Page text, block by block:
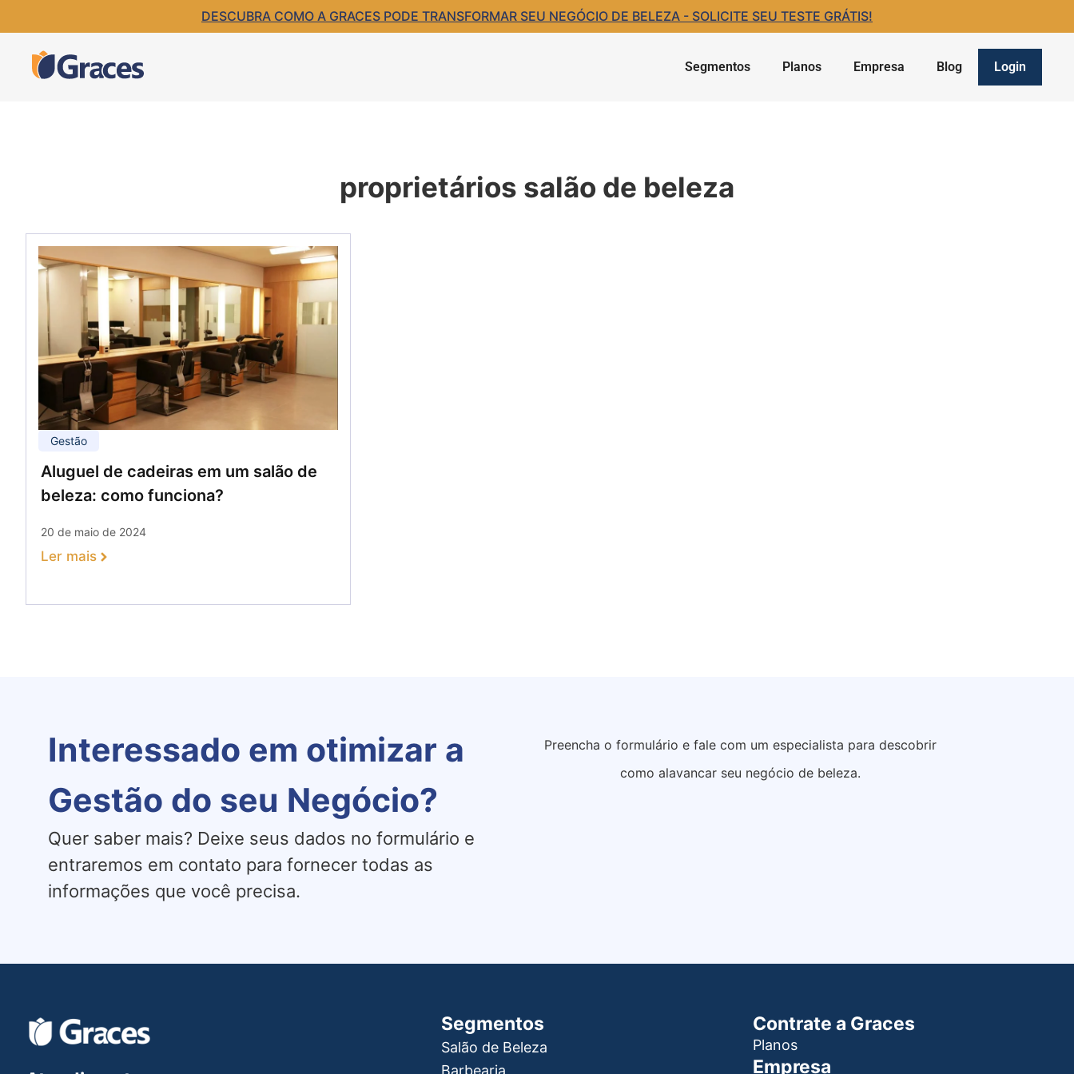
DESCUBRA COMO A GRACES PODE TRANSFORMAR SEU NEGÓCIO DE BELEZA - SOLICITE SEU TESTE GRÁTIS!
Segmentos Planos Empresa Blog Login
proprietários salão de beleza
Gestão
Aluguel de cadeiras em um salão de
beleza: como funciona?
20 de maio de 2024
Ler mais
Interessado em otimizar a
Gestão do seu Negócio?
Quer saber mais? Deixe seus dados no formulário e
entraremos em contato para fornecer todas as
informações que você precisa.
Preencha o formulário e fale com um especialista para descobrir
como alavancar seu negócio de beleza.
Segmentos
Salão de Beleza
Contrate a Graces
Planos
Empresa